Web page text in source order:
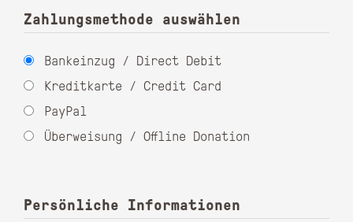
Zahlungsmethode auswählen
Bankeinzug / Direct Debit
Kreditkarte / Credit Card
PayPal
Überweisung / Offline Donation
Persönliche Informationen